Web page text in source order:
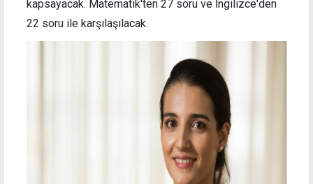
kapsayacak. Matematik'ten 27 soru ve İngilizce'den
22 soru ile karşılaşılacak.